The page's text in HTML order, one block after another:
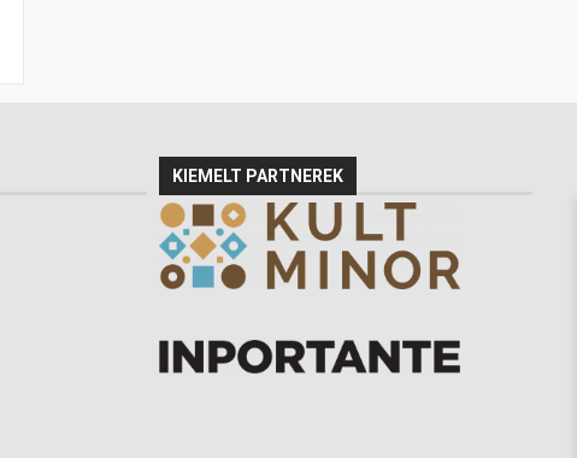
KIEMELT PARTNEREK